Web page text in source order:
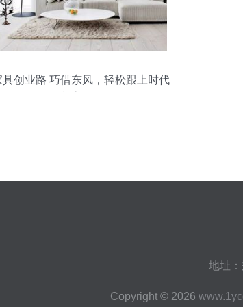
具创业路 巧借东风，轻松跟上时代
地址
Copyright © 2026